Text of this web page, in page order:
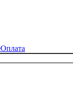
Оплата